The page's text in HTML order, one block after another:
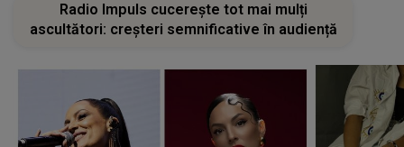
Radio Impuls cucerește tot mai mulți
ascultători: creșteri semnificative în audiență